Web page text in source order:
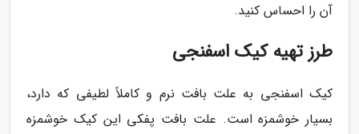
آن را احساس کنید.
طرز تهیه کیک اسفنجی
کیک اسفنجی به علت بافت نرم و کاملاً لطیفی که دارد،
بسیار خوشمزه است. علت بافت پفکی این کیک خوشمزه